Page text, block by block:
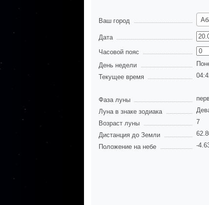
Ваш город
Дата
Часовой пояс
День недели
Текущее время
Фаза луны
Луна в знаке зодиака
Возраст луны
7
Дистанция до Земли
Положение на небе
-